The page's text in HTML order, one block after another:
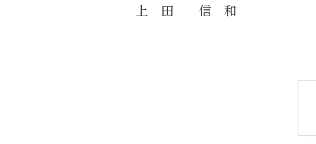
上 田 信 和